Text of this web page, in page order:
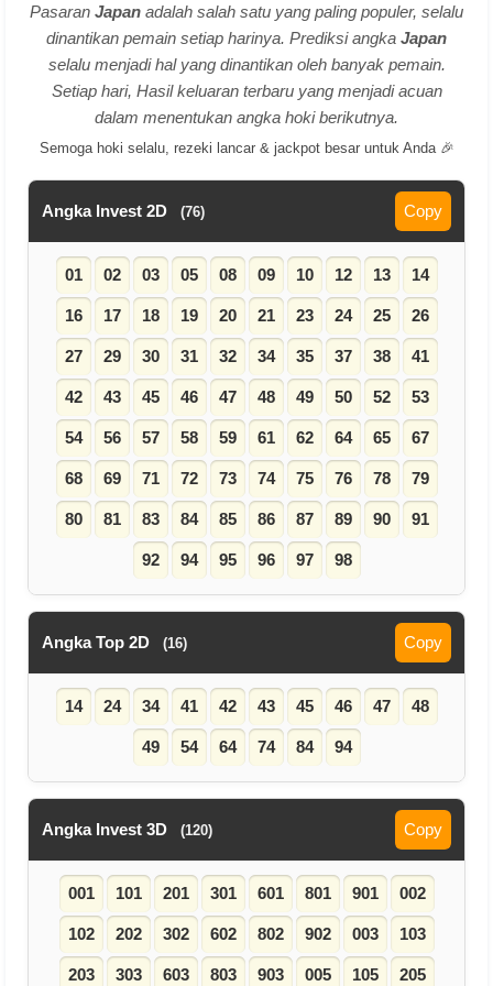
Pasaran Japan adalah salah satu yang paling populer, selalu
dinantikan pemain setiap harinya. Prediksi angka Japan
selalu menjadi hal yang dinantikan oleh banyak pemain.
Setiap hari, Hasil keluaran terbaru yang menjadi acuan
dalam menentukan angka hoki berikutnya.
Semoga hoki selalu, rezeki lancar & jackpot besar untuk Anda 🎉
Angka Invest 2D (76) Copy
01 02 03 05 08 09 10 12 13 14
16 17 18 19 20 21 23 24 25 26
27 29 30 31 32 34 35 37 38 41
42 43 45 46 47 48 49 50 52 53
54 56 57 58 59 61 62 64 65 67
68 69 71 72 73 74 75 76 78 79
80 81 83 84 85 86 87 89 90 91
92 94 95 96 97 98
Angka Top 2D (16) Copy
14 24 34 41 42 43 45 46 47 48
49 54 64 74 84 94
Angka Invest 3D (120) Copy
001 101 201 301 601 801 901 002
102 202 302 602 802 902 003 103
203 303 603 803 903 005 105 205